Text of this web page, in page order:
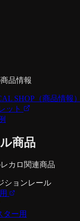
品情報
SHOP（商品情報）
ット
商品
カロ関連商品
ションレール
ター用